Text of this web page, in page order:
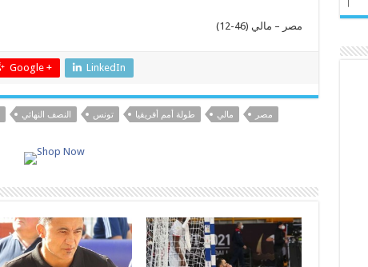
مصر – مالي (46-12)
Google + LinkedIn
النصف النهائي تونس طولة أمم أفريقيا مالي مصر